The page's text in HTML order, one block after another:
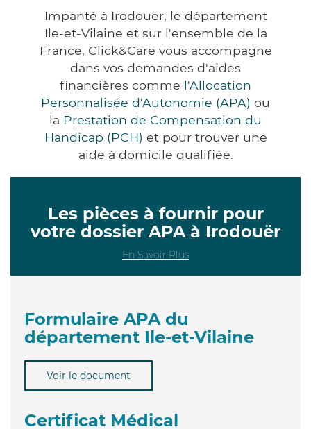
Impanté à Irodouër, le département
Ile-et-Vilaine et sur l'ensemble de la
France, Click&Care vous accompagne
dans vos demandes d'aides
financières comme l'Allocation
Personnalisée d'Autonomie (APA) ou
la Prestation de Compensation du
Handicap (PCH) et pour trouver une
aide à domicile qualifiée.
Les pièces à fournir pour
votre dossier APA à Irodouër
En Savoir Plus
Formulaire APA du
département Ile-et-Vilaine
Voir le document
Certificat Médical